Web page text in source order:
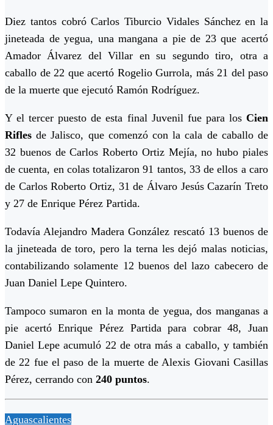
Diez tantos cobró Carlos Tiburcio Vidales Sánchez en la
jineteada de yegua, una mangana a pie de 23 que acertó
Amador Álvarez del Villar en su segundo tiro, otra a
caballo de 22 que acertó Rogelio Gurrola, más 21 del paso
de la muerte que ejecutó Ramón Rodríguez.
Y el tercer puesto de esta final Juvenil fue para los Cien
Rifles de Jalisco, que comenzó con la cala de caballo de
32 buenos de Carlos Roberto Ortiz Mejía, no hubo piales
de cuenta, en colas totalizaron 91 tantos, 33 de ellos a caro
de Carlos Roberto Ortiz, 31 de Álvaro Jesús Cazarín Treto
y 27 de Enrique Pérez Partida.
Todavía Alejandro Madera González rescató 13 buenos de
la jineteada de toro, pero la terna les dejó malas noticias,
contabilizando solamente 12 buenos del lazo cabecero de
Juan Daniel Lepe Quintero.
Tampoco sumaron en la monta de yegua, dos manganas a
pie acertó Enrique Pérez Partida para cobrar 48, Juan
Daniel Lepe acumuló 22 de otra más a caballo, y también
de 22 fue el paso de la muerte de Alexis Giovani Casillas
Pérez, cerrando con 240 puntos.
Aguascalientes